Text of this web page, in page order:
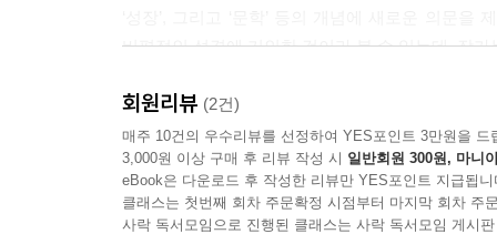
가장 적절한 이름이겠지.
하지만 나는, 신인 걸까?
나는 모든 것을 알고 있을까?
--- p. 467~468
비평적인 성격에 기인한 것이라 볼 수 있는데, 작
▶ 포스트모던 시대의 새로운 실존 문학
드디어 미스터리의 ‘진상’, 그리고 인생의 ‘진
그럼에도 주인공 쓰쿠모주쿠는 결코 절망하는 법
어떠한 말과 의미를 받아들이고 생각하며 살아야
‘포스트모던 시대의 새로운 실존 문학’이라며
회원리뷰 (2건)
매주 10건의 우수리뷰를 선정하여 YES포인트 3만원을 드
3,000원 이상 구매 후 리뷰 작성 시 일반회원 300원, 마니
eBook은 다운로드 후 작성한 리뷰만 YES포인트 지급됩니
클래스는 첫번째 회차 주문확정 시점부터 마지막 회차 주
사락 독서모임으로 진행된 클래스는 사락 독서모임 게시